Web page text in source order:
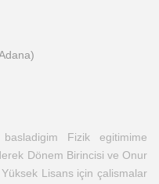
Fizik egitimime
Dönem Birincisi ve Onur
Lisans için çalismalar